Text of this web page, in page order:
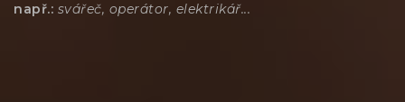
např.: svářeč, operátor, elektrikář...